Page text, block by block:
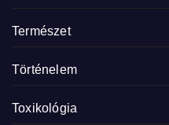
Természet
Történelem
Toxikológia